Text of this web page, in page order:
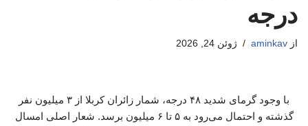
درجه
از aminkav ژوئن 24, 2026
با وجود گرمای شدید ۴۸ درجه، شمار زائران کربلا از ۳ میلیون نفر
گذشته و احتمال می‌رود به ۵ تا ۶ میلیون برسد. شعار اصلی امسال